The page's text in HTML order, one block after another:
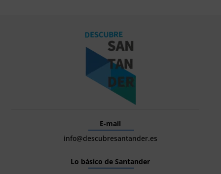
E-mail
info@descubresantander.es
Lo básico de Santander